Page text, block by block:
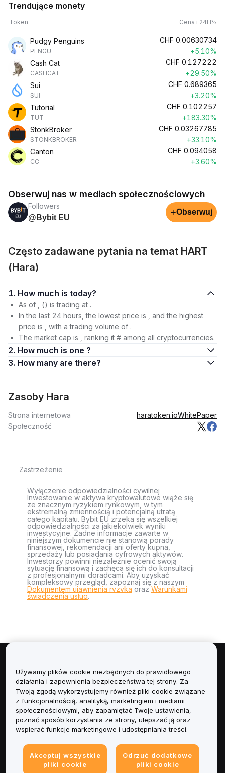
Trendujące monety
Token Cena i 24H%
Pudgy Penguins
PENGU
CHF 0.00630734
+5.10%
Cash Cat
CASHCAT
CHF 0.127222
+29.50%
Sui
SUI
CHF 0.689365
+3.20%
Tutorial
TUT
CHF 0.102257
+183.30%
StonkBroker
STONKBROKER
CHF 0.03267785
+33.10%
Canton
CC
CHF 0.094058
+3.60%
Obserwuj nas w mediach społecznościowych
Followers
@Bybit EU
+Obserwuj
Często zadawane pytania na temat HART
(Hara)
1. How much is today?
As of , () is trading at .
In the last 24 hours, the lowest price is , and the highest
price is , with a trading volume of .
The market cap is , ranking it # among all cryptocurrencies.
2. How much is one ?
3. How many are there?
Zasoby Hara
Strona internetowa haratoken.ioWhitePaper
Społeczność
Zastrzeżenie
Wyłączenie odpowiedzialności cywilnej
Inwestowanie w aktywa kryptowalutowe wiąże się
ze znacznym ryzykiem rynkowym, w tym
ekstremalną zmiennością i potencjalną utratą
całego kapitału. Bybit EU zrzeka się wszelkiej
odpowiedzialności za jakiekolwiek wyniki
inwestycyjne. Żadne informacje zawarte w
niniejszym dokumencie nie stanowią porady
finansowej, rekomendacji ani oferty kupna,
sprzedaży lub posiadania cyfrowych aktywów.
Inwestorzy powinni niezależnie ocenić swoją
sytuację finansową i zachęca się ich do konsultacji
z profesjonalnymi doradcami. Aby uzyskać
kompleksowy przegląd, zapoznaj się z naszym
Dokumentem ujawnienia ryzyka orazWarunkami
świadczenia usług.
Informacje
Usługi
Obsługa Klienta
Informacje prawne
Używamy plików cookie niezbędnych do prawidłowego
działania i zapewnienia bezpieczeństwa tej strony. Za
Twoją zgodą wykorzystujemy również pliki cookie związane
z funkcjonalnością, analityką, marketingiem i mediami
społecznościowymi, aby zapamiętać Twoje ustawienia,
poznać sposób korzystania ze strony, ulepszać ją oraz
wspierać funkcje marketingowe i udostępniania treści.
Akceptuj wszystkie
pliki cookie
Odrzuć dodatkowe
pliki cookie